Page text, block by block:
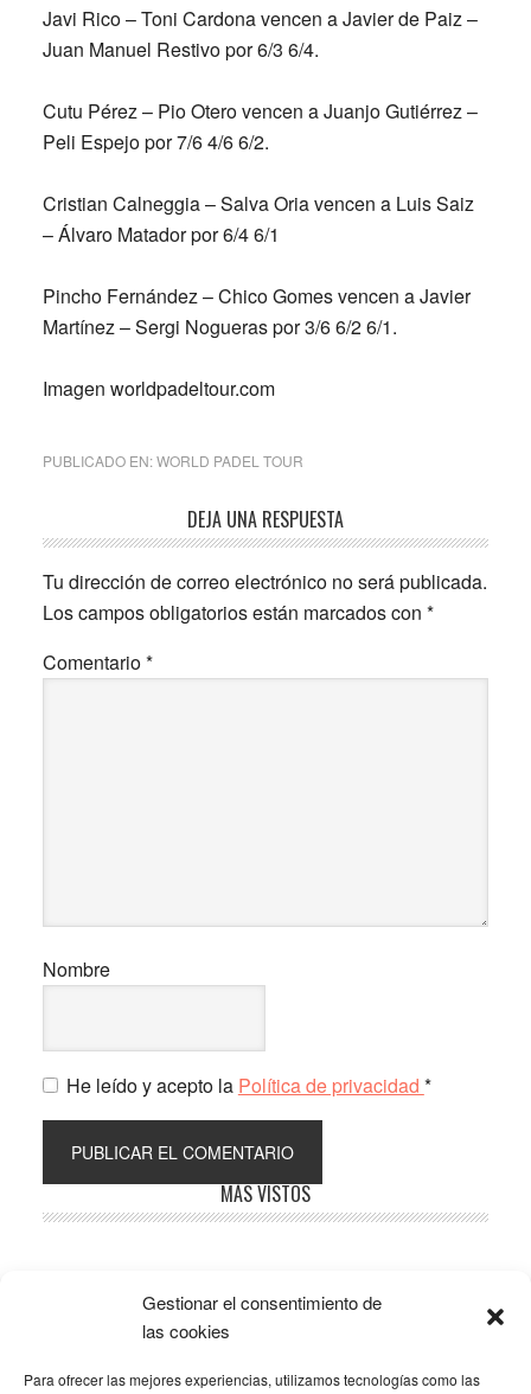
Gestionar el consentimiento de
las cookies
Para ofrecer las mejores experiencias, utilizamos tecnologías como las
Javi Rico – Toni Cardona vencen a Javier de Paiz –
Juan Manuel Restivo por 6/3 6/4.
Cutu Pérez – Pio Otero vencen a Juanjo Gutiérrez –
Peli Espejo por 7/6 4/6 6/2.
Cristian Calneggia – Salva Oria vencen a Luis Saiz
– Álvaro Matador por 6/4 6/1
Pincho Fernández – Chico Gomes vencen a Javier
Martínez – Sergi Nogueras por 3/6 6/2 6/1.
Imagen worldpadeltour.com
PUBLICADO EN:WORLD PADEL TOUR
Interacciones
con
los
lectores
DEJA UNA RESPUESTA
Tu dirección de correo electrónico no será publicada.
Los campos obligatorios están marcados con *
Comentario*
Nombre
He leído y acepto la Política de privacidad *
lateral
MÁS VISTOS
Popular Recent Comments